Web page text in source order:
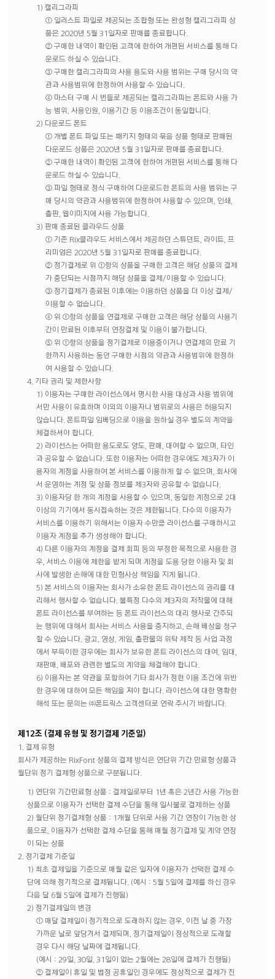
1) 캘리그라피
① 일러스트 파일로 제공되는 조합형 또는 완성형 캘리그라피 상
품은 2020년 5월 31일자로 판매를 종료합니다.
② 구매한 내역이 확인된 고객에 한하여 개편된 서비스를 통해 다
운로드 하실 수 있습니다.
③ 구매한 캘리그라피의 사용 용도와 사용 범위는 구매 당시의 약
관과 사용범위에 한정하여 사용할 수 있습니다.
④ 마스터 구매 시 번들로 제공되는 캘리그라피는 폰트와 사용 가
능 범위, 사용인원, 이용기간 등 이용조건이 동일합니다.
2) 다운로드 폰트
① 개별 폰트 파일 또는 패키지 형태의 묶음 상품 형태로 판매된
다운로드 상품은 2020년 5월 31일자로 판매를 종료합니다.
② 구매한 내역이 확인된 고객에 한하여 개편된 서비스를 통해 다
운로드 하실 수 있습니다.
③ 파일 형태로 정식 구매하여 다운로드한 폰트의 사용 범위는 구
매 당시의 약관과 사용범위에 한정하여 사용할 수 있으며, 인쇄,
출판, 웹이미지에 사용 가능합니다.
3) 판매 종료된 클라우드 상품
① 기존 Rix클라우드 서비스에서 제공하던 스튜던트, 라이트, 프
리미엄은 2020년 5월 31일자로 판매를 종료합니다.
② 정기결제로 위 ①항의 상품을 구매한 고객은 해당 상품의 결제
가 중단되는 시점까지 해당 상품을 결제/이용할 수 있습니다.
③ 정기결제가 종료된 이후에는 이용하던 상품을 더 이상 결제/
이용할 수 없습니다.
④ 위 ①항의 상품을 연결제로 구매한 고객은 해당 상품의 사용기
간이 만료된 이후부터 연장결제 및 이용이 불가합니다.
⑤ 위 ①항의 상품을 정기결제로 이용중이거나 연결제의 만료 기
한까지 사용하는 동안 구매한 시점의 약관과 사용범위에 한정하
여 사용할 수 있습니다.
4. 기타 권리 및 제한사항
1) 이용자는 구매한 라이선스에서 명시한 사용 대상과 사용 범위에
서만 사용이 유효하며 이외의 이용자나 범위로의 사용은 허용되지
않습니다. 폰트파일 임베딩으로 이용을 원하실 경우 별도의 계약을
체결하셔야 합니다.
2) 라이선스는 어떠한 용도로도 양도, 판매, 대여할 수 없으며, 타인
과 공유할 수 없습니다. 또한 이용자는 어떠한 경우에도 제3자가 이
용자의 계정을 사용하여 본 서비스를 이용하게 할 수 없으며, 회사에
서 운영하는 계정 및 상품 정보를 제3자와 공유할 수 없습니다.
3) 이용자당 한 개의 계정을 사용할 수 있으며, 동일한 계정으로 2대
이상의 기기에서 동시접속하는 것은 제한됩니다. 다수의 이용자가
서비스를 이용하기 위해서는 이용자 수만큼 라이선스를 구매하시고
이용자 계정을 추가 생성해야 합니다.
4) 다른 이용자의 계정을 결제 회피 등의 부정한 목적으로 사용한 경
우, 서비스 이용에 제한을 받게 되며 계정을 도용 당한 이용자 및 회
사에 발생한 손해에 대한 민형사상 책임을 지게 됩니다.
5) 본 서비스의 이용자는 회사가 소유한 폰트 라이선스의 권리를 대
리해서 행사할 수 없습니다. 불특정 다수의 제3자의 저작물에 대해
폰트 라이선스를 부여하는 등 폰트 라이선스의 대리 행사로 간주되
는 행위에 대해서 회사는 서비스 사용을 중지하고, 손해 배상을 청구
할 수 있습니다. 광고, 영상, 게임, 출판물의 위탁 제작 등 사업 과정
에서 부득이한 경우에는 회사가 보유한 폰트 라이선스의 대여, 임대,
재판매, 배포와 관련한 별도의 계약을 체결해야 합니다.
6) 이용자는 본 약관을 포함하여 기타 회사가 정한 이용 조건에 위반
한 경우에 대하여 모든 책임을 져야 합니다. 라이선스에 대한 명확한
해석 또는 문의는 ㈜폰트릭스 고객센터로 연락 주시기 바랍니다.
제12조 (결제 유형 및 정기결제 기준일)
1. 결제 유형
회사가 제공하는 RixFont 상품의 결제 방식은 연단위 기간 만료형 상품과
월단위 정기 결제형 상품으로 구분됩니다.
1) 연단위 기간만료형 상품 : 결제일로부터 1년 혹은 2년간 사용 가능한
상품으로 이용자가 선택한 결제 수단을 통해 일시불로 결제하는 상품
2) 월단위 정기결제형 상품 : 1개월 단위로 사용 기간 연장이 가능한 상
품으로, 이용자가 선택한 결제 수단을 통해 매월 정기결제 및 계약 연장
이 되는 상품
2. 정기결제 기준일
1) 최초 결제일을 기준으로 매월 같은 일자에 이용자가 선택한 결제 수
단에 의해 정기적으로 결제됩니다. (예시 : 5월 5일에 결제를 하신 경우
다음 달 6월 5일에 결제가 진행됨)
2) 정기결제일의 변경
① 매달 결제일이 정기적으로 도래하지 않는 경우, 이전 날 중 가장
가까운 날로 앞당겨서 결제되며, 정기결제일이 정상적으로 도래할
경우 다시 해당 날짜에 결제됩니다.
(예시 : 29일, 30일, 31일이 없는 2월에는 28일에 결제가 진행됨)
② 결제일이 휴일 및 법정 공휴일인 경우에도 정상적으로 결제가 진